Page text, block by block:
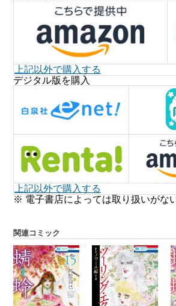
上記以外で購入する
デジタル版を購入
上記以外で購入する
※ 電子書店によっては取り扱いがな
関連コミック